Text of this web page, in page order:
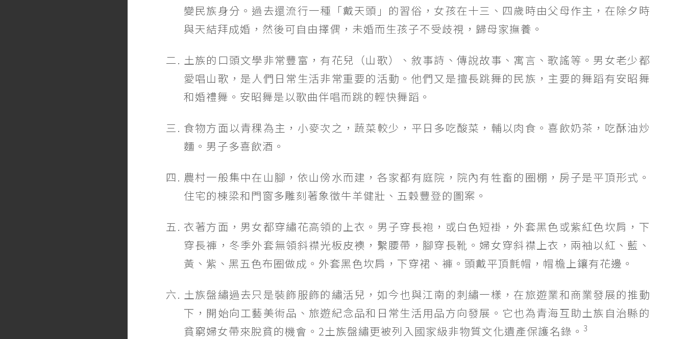
變民族身分。過去還流行一種「戴天頭」的習俗，女孩在十三、四歲時由父母作主，在除夕時
與天結拜成婚，然後可自由擇偶，未婚而生孩子不受歧視，歸母家撫養。
土族的口頭文學非常豐富，有花兒（山歌）、敘事詩、傳說故事、寓言、歌謠等。男女老少都
愛唱山歌，是人們日常生活非常重要的活動。他們又是擅長跳舞的民族，主要的舞蹈有安昭舞
和婚禮舞。安昭舞是以歌曲伴唱而跳的輕快舞蹈。
食物方面以青稞為主，小麥次之，蔬菜較少，平日多吃酸菜，輔以肉食。喜飲奶茶，吃酥油炒
麵。男子多喜飲酒。
農村一般集中在山腳，依山傍水而建，各家都有庭院，院內有牲畜的圈棚，房子是平頂形式。
住宅的棟梁和門窗多雕刻著象徵牛羊健壯、五穀豐登的圖案。
衣著方面，男女都穿繡花高領的上衣。男子穿長袍，或白色短褂，外套黑色或紫紅色坎肩，下
穿長褲，冬季外套無領斜襟光板皮襖，繫腰帶，腳穿長靴。婦女穿斜襟上衣，兩袖以紅、藍、
黃、紫、黑五色布圈做成。外套黑色坎肩，下穿裙、褲。頭戴平頂氈帽，帽檐上鑲有花邊。
土族盤繡過去只是裝飾服飾的繡活兒，如今也與江南的刺繡一樣，在旅遊業和商業發展的推動
下，開始向工藝美術品、旅遊紀念品和日常生活用品方向發展。它也為青海互助土族自治縣的
貧窮婦女帶來脫貧的機會。2土族盤繡更被列入國家級非物質文化遺產保護名錄。 3